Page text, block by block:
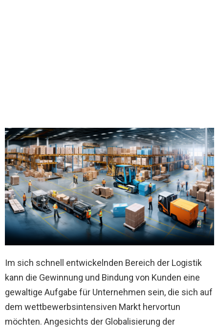
Im sich schnell entwickelnden Bereich der Logistik
kann die Gewinnung und Bindung von Kunden eine
gewaltige Aufgabe für Unternehmen sein, die sich auf
dem wettbewerbsintensiven Markt hervortun
möchten. Angesichts der Globalisierung der